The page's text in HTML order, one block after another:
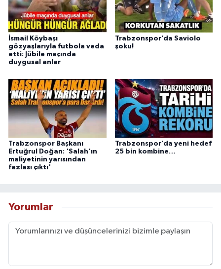
İsmail Köybaşı
gözyaşlarıyla futbola veda
etti: Jübile maçında
duygusal anlar
Trabzonspor’da Saviolo
şoku!
Trabzonspor Başkanı
Ertuğrul Doğan: 'Salah'ın
maliyetinin yarısından
fazlası çıktı'
Trabzonspor’da yeni hedef
25 bin kombine…
Yorumlar